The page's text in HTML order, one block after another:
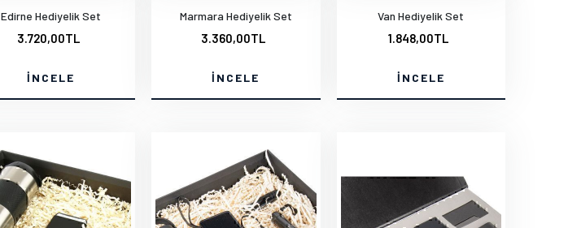
Edirne Hediyelik Set
3.720,00TL
İNCELE
Marmara Hediyelik Set
3.360,00TL
İNCELE
Van Hediyelik Set
1.848,00TL
İNCELE